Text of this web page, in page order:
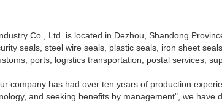
Co., Ltd. is located in Dezhou, Shandong
seals, steel wire seals, plastic seals, iron sheet
ports, logistics transportation, postal services,
company has had over ten years of production
and seeking benefits by management", we have